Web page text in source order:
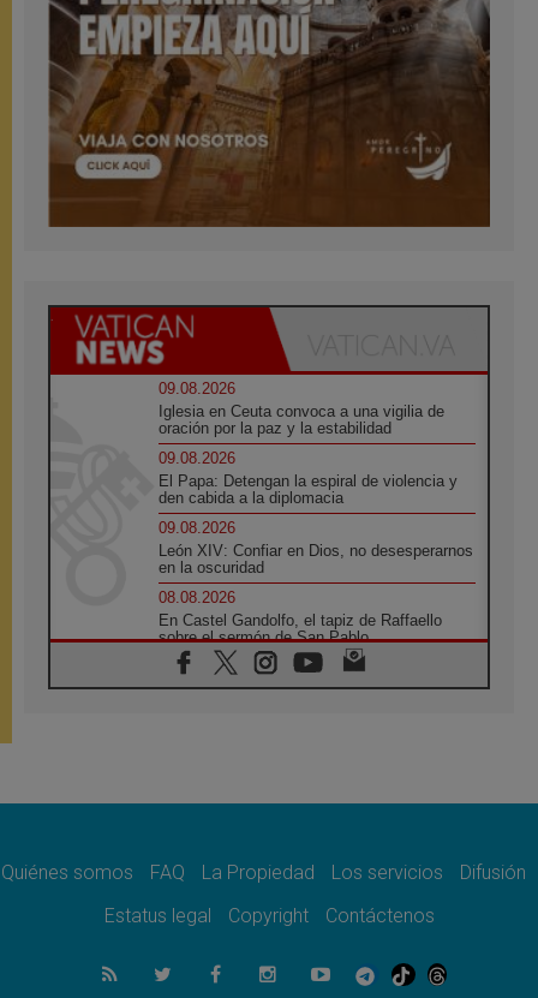
09.08.2026
Iglesia en Ceuta convoca a una vigilia de
oración por la paz y la estabilidad
09.08.2026
El Papa: Detengan la espiral de violencia y
den cabida a la diplomacia
09.08.2026
León XIV: Confiar en Dios, no desesperarnos
en la oscuridad
08.08.2026
En Castel Gandolfo, el tapiz de Raffaello
sobre el sermón de San Pablo
08.08.2026
En Colombia, «la paz no se compra con una
08.08.2026
08.08.2026
del Buen Consejo de Genazzano
Filipinas: el Vicariato Apostólico de Calapán
se convierte en diócesis
Quiénes somos FAQ La Propiedad Los servicios
Difusión
Estatus legal
Copyright Contáctenos